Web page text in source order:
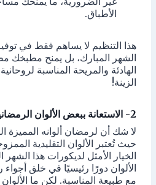
الأطباق.
هذا التنظيم لا يساهم فقط في
الشهر المبارك، بل يمنح مطبخك
الهادئة والمريحة المناسبة
الزينة!
2- الاستعانة ببعض الألوان الرمضانية
لا شك أن لرمضان ألوانه المميزة
حيث تُعتبر الألوان التقليدية
الخيار الأمثل لديكورات هذا
الألوان دورًا رئيسيًا في خلق أجواء
مع طبيعة المناسبة. لكن ما